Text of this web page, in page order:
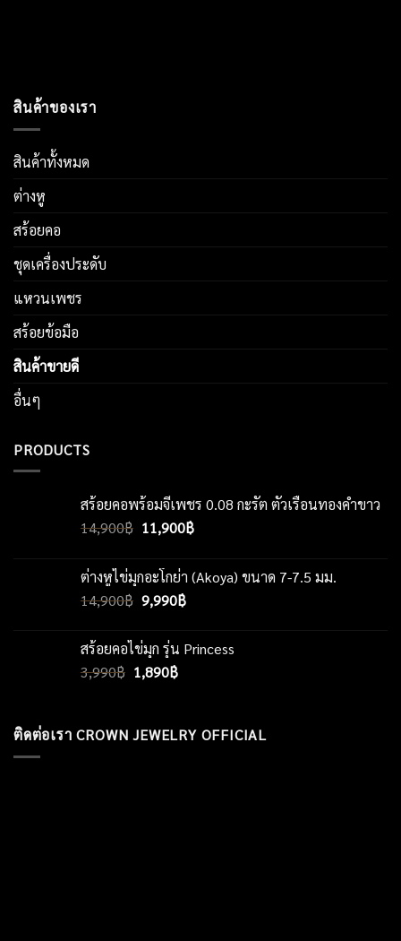
สินค้าของเรา
สินค้าทั้งหมด
ต่างหู
สร้อยคอ
ชุดเครื่องประดับ
แหวนเพชร
สร้อยข้อมือ
สินค้าขายดี
อื่นๆ
PRODUCTS
สร้อยคอพร้อมจี้เพชร 0.08 กะรัต ตัวเรือนทองคำขาว
14,900฿ Original
was:
14,900฿.
11,900฿Current
11,900฿.
ต่างหูไข่มุกอะโกย่า (Akoya) ขนาด 7-7.5 มม.
14,900฿ Original
was:
14,900฿.
9,990฿Current
9,990฿.
สร้อยคอไข่มุก รุ่น Princess
3,990฿ Original
3,990฿.
1,890฿Current
1,890฿.
ติดต่อเรา CROWN JEWELRY OFFICIAL